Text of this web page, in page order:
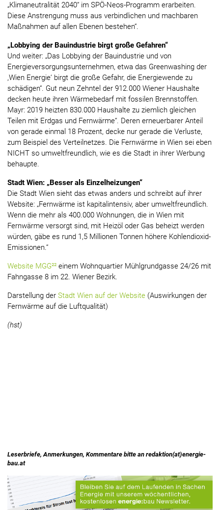
„Klimaneutralität 2040“ im SPÖ-Neos-Programm erarbeiten.
Diese Anstrengung muss aus verbindlichen und machbaren
Maßnahmen auf allen Ebenen bestehen“.
„Lobbying der Bauindustrie birgt große Gefahren“
Und weiter: „Das Lobbying der Bauindustrie und von
Energieversorgungsunternehmen, etwa das Greenwashing der
,Wien Energie‘ birgt die große Gefahr, die Energiewende zu
schädigen“. Gut neun Zehntel der 912.000 Wiener Haushalte
decken heute ihren Wärmebedarf mit fossilen Brennstoffen.
Mayr: 2019 heizten 830.000 Haushalte zu ziemlich gleichen
Teilen mit Erdgas und Fernwärme“. Deren erneuerbarer Anteil
von gerade einmal 18 Prozent, decke nur gerade die Verluste,
zum Beispiel des Verteilnetzes. Die Fernwärme in Wien sei eben
NICHT so umweltfreundlich, wie es die Stadt in ihrer Werbung
behaupte.
Stadt Wien: „Besser als Einzelheizungen“
Die Stadt Wien sieht das etwas anders und schreibt auf ihrer
Website: „Fernwärme ist kapitalintensiv, aber umweltfreundlich.
Wenn die mehr als 400.000 Wohnungen, die in Wien mit
Fernwärme versorgt sind, mit Heizöl oder Gas beheizt werden
würden, gäbe es rund 1,5 Millionen Tonnen höhere Kohlendioxid-
Emissionen.“
Website MGG²² einem Wohnquartier Mühlgrundgasse 24/26 mit
Fahngasse 8 im 22. Wiener Bezirk.
Darstellung der Stadt Wien auf der Website (Auswirkungen der
Fernwärme auf die Luftqualität)
(hst)
Leserbriefe, Anmerkungen, Kommentare bitte an redaktion(at)energie-
bau.at